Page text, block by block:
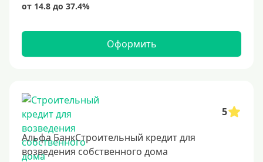
3 года
8 лет
9 лет
10 лет
15 лет
Оформить
5
Альфа БанкСтроительный кредит для
возведения собственного дома